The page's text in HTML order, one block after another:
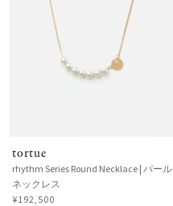
tortue
rhythm Series Round Necklace | パール
ネックレス
¥192,500